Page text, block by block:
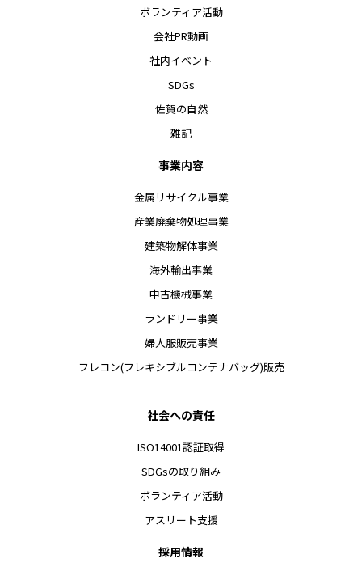
ボランティア活動
会社PR動画
社内イベント
SDGs
佐賀の自然
雑記
事業内容
金属リサイクル事業
産業廃棄物処理事業
建築物解体事業
海外輸出事業
中古機械事業
ランドリー事業
婦人服販売事業
フレコン(フレキシブルコンテナバッグ)販売
社会への責任
ISO14001認証取得
SDGsの取り組み
ボランティア活動
アスリート支援
採用情報